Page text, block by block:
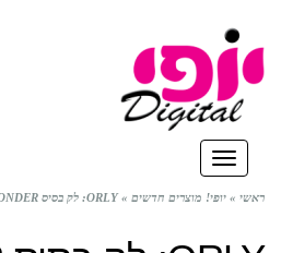
תפריט
יופי! מוצרים חדשים » ORLY: לק בסיס BONDER